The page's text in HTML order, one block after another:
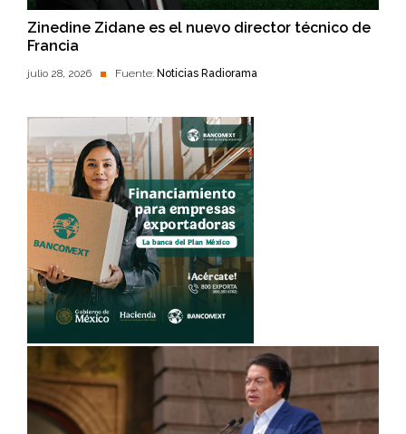
Zinedine Zidane es el nuevo director técnico de
Francia
julio 28, 2026 Fuente: Noticias Radiorama